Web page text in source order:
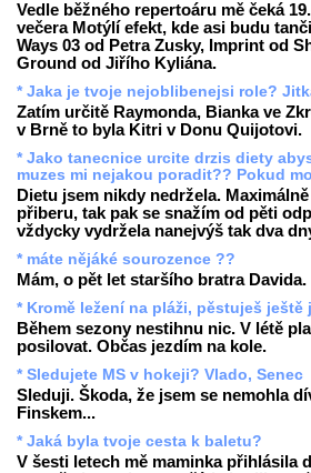
Vedle běžného repertoáru mě čeká
večera Motýlí efekt, kde asi budu
Ways 03 od Petra Zusky, Imprint od
Ground od Jiřího Kyliána.
* Jaka je tvoje nejoblibenejsi role?
Zatím určitě Raymonda, Bianka ve
v Brně to byla Kitri v Donu Quijotovi.
* Jako tanecnice urcite drzis diety
muzes mi nejakou poradit?? Pokud
Dietu jsem nikdy nedržela.
přiberu, tak pak se snažím od pěti
vždycky vydržela nanejvýš tak dva
* máte nějáké sourozence ??
Mám, o pět let staršího bratra Davida.
* Kromě ležení na pláži, pěstuješ
Během sezony nestihnu nic. V létě
posilovat. Občas jezdím na kole.
* Sledujete MS v hokeji? Vlado, Senec
Sleduji. Škoda, že jsem se nemohla
Finskem...
* Jaká byla tvoje cesta k baletu?
V šesti letech mě maminka přihlásila